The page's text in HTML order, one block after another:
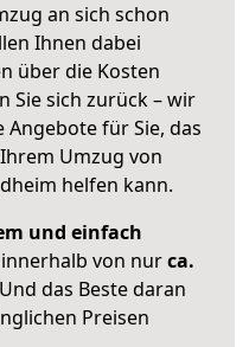
an sich schon
Ihnen dabei
über die Kosten
Sie sich zurück – wir
für Sie, das
Umzug von
helfen kann.
und einfach
von nurca.
das Beste daran
Preisen